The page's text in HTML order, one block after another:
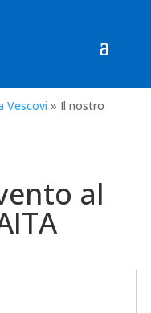
Vescovi » Il nostro
al